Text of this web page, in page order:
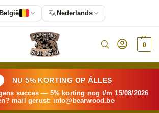
0
NU 5% KORTING OP ÁLLES
succes — 5% korting nog t/m 15/08/2026
mail gerust: info@ bearwood.be
Nederlands